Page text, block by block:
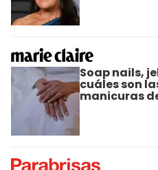
Soap nails,
cuáles son
manicuras